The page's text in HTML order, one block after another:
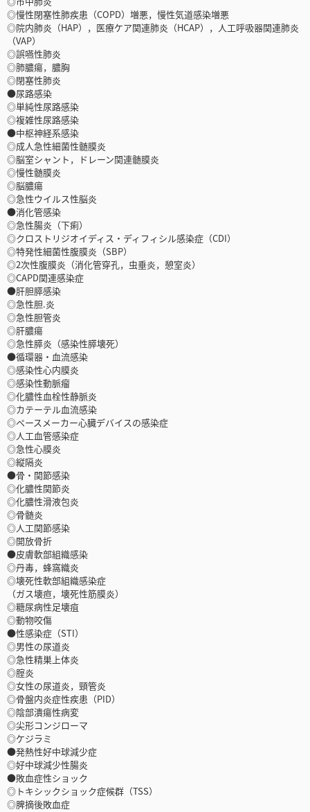
◎慢性閉塞性肺疾患（COPD）増悪，慢性気道感染増悪
◎院内肺炎（HAP），医療ケア関連肺炎（HCAP），人工呼吸器関連肺炎
（VAP）
◎誤嚥性肺炎
◎肺膿瘍，膿胸
◎閉塞性肺炎
●尿路感染
◎単純性尿路感染
◎複雑性尿路感染
●中枢神経系感染
◎成人急性細菌性髄膜炎
◎脳室シャント，ドレーン関連髄膜炎
◎慢性髄膜炎
◎脳膿瘍
◎急性ウイルス性脳炎
●消化管感染
◎急性腸炎（下痢）
◎クロストリジオイディス・ディフィシル感染症（CDI）
◎特発性細菌性腹膜炎（SBP）
◎2次性腹膜炎（消化管穿孔，虫垂炎，憩室炎）
◎CAPD関連感染症
●肝胆膵感染
◎急性胆.炎
◎急性胆管炎
◎肝膿瘍
◎急性膵炎（感染性膵壊死）
●循環器・血流感染
◎感染性心内膜炎
◎感染性動脈瘤
◎化膿性血栓性静脈炎
◎カテーテル血流感染
◎ペースメーカー心臓デバイスの感染症
◎人工血管感染症
◎急性心膜炎
◎縦隔炎
●骨・関節感染
◎化膿性関節炎
◎化膿性滑液包炎
◎骨髄炎
◎人工関節感染
◎開放骨折
●皮膚軟部組織感染
◎丹毒，蜂窩織炎
◎壊死性軟部組織感染症
（ガス壊疸，壊死性筋膜炎）
◎糖尿病性足壊疽
◎動物咬傷
●性感染症（STI）
◎男性の尿道炎
◎急性精巣上体炎
◎腟炎
◎女性の尿道炎，頸管炎
◎骨盤内炎症性疾患（PID）
◎陰部潰瘍性病変
◎尖形コンジローマ
◎ケジラミ
●発熱性好中球減少症
◎好中球減少性腸炎
●敗血症性ショック
◎トキシックショック症候群（TSS）
◎脾摘後敗血症